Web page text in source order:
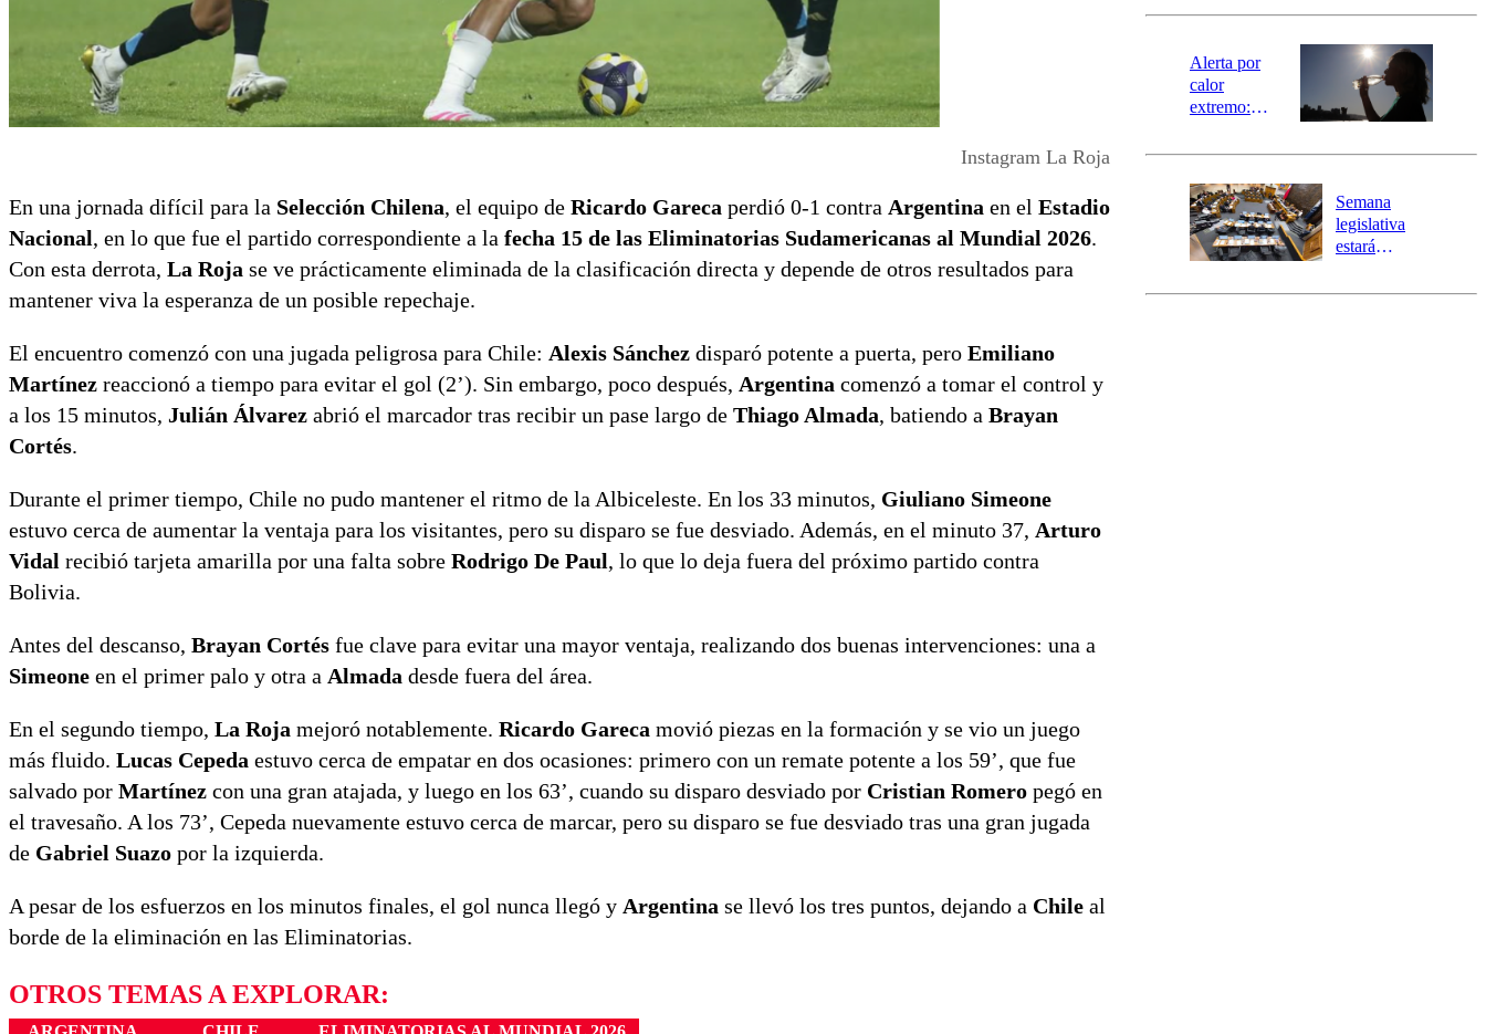
Instagram La Roja
En una jornada difícil para la Selección Chilena, el equipo de Ricardo Gareca perdió 0-1 contra Argentina en el Estadio
Nacional, en lo que fue el partido correspondiente a la fecha 15 de las Eliminatorias Sudamericanas al Mundial 2026.
Con esta derrota, La Roja se ve prácticamente eliminada de la clasificación directa y depende de otros resultados para
mantener viva la esperanza de un posible repechaje.
El encuentro comenzó con una jugada peligrosa para Chile: Alexis Sánchez disparó potente a puerta, pero Emiliano
Martínez reaccionó a tiempo para evitar el gol (2’). Sin embargo, poco después, Argentina comenzó a tomar el control y
a los 15 minutos, Julián Álvarez abrió el marcador tras recibir un pase largo de Thiago Almada, batiendo a Brayan
Cortés.
Durante el primer tiempo, Chile no pudo mantener el ritmo de la Albiceleste. En los 33 minutos, Giuliano Simeone
estuvo cerca de aumentar la ventaja para los visitantes, pero su disparo se fue desviado. Además, en el minuto 37, Arturo
Vidal recibió tarjeta amarilla por una falta sobre Rodrigo De Paul, lo que lo deja fuera del próximo partido contra
Bolivia.
Antes del descanso, Brayan Cortés fue clave para evitar una mayor ventaja, realizando dos buenas intervenciones: una a
Simeone en el primer palo y otra a Almada desde fuera del área.
En el segundo tiempo, La Roja mejoró notablemente. Ricardo Gareca movió piezas en la formación y se vio un juego
más fluido. Lucas Cepeda estuvo cerca de empatar en dos ocasiones: primero con un remate potente a los 59’, que fue
salvado por Martínez con una gran atajada, y luego en los 63’, cuando su disparo desviado por Cristian Romero pegó en
el travesaño. A los 73’, Cepeda nuevamente estuvo cerca de marcar, pero su disparo se fue desviado tras una gran jugada
de Gabriel Suazo por la izquierda.
A pesar de los esfuerzos en los minutos finales, el gol nunca llegó y Argentina se llevó los tres puntos, dejando a Chile al
borde de la eliminación en las Eliminatorias.
OTROS TEMAS A EXPLORAR:
revisa la
epicentro
Alerta por
calor
extremo:
activa Alerta
Preventiva en
tres comunas
Semana
legislativa
estará
el fin de la